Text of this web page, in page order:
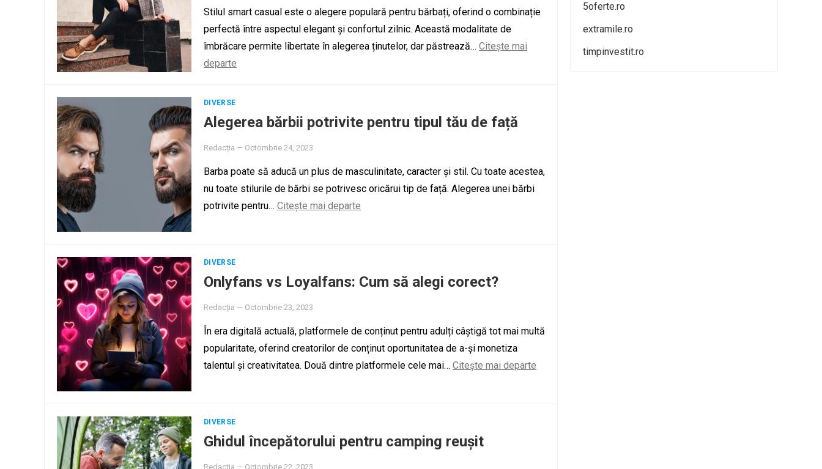
Stilul smart casual este o alegere populară pentru bărbați, oferind o combinație
perfectă între aspectul elegant și confortul zilnic. Această modalitate de
îmbrăcare permite libertate în alegerea ținutelor, dar păstrează… Citește mai
departe
DIVERSE
Alegerea bărbii potrivite pentru tipul tău de față
Redacția — Octombrie 24, 2023
Barba poate să aducă un plus de masculinitate, caracter și stil. Cu toate acestea,
nu toate stilurile de bărbi se potrivesc oricărui tip de față. Alegerea unei bărbi
potrivite pentru… Citește mai departe
DIVERSE
Onlyfans vs Loyalfans: Cum să alegi corect?
Redacția — Octombrie 23, 2023
În era digitală actuală, platformele de conținut pentru adulți câștigă tot mai multă
popularitate, oferind creatorilor de conținut oportunitatea de a-și monetiza
talentul și creativitatea. Două dintre platformele cele mai… Citește mai departe
DIVERSE
Ghidul începătorului pentru camping reușit
Redacția — Octombrie 22, 2023
5oferte.ro
extramile.ro
timpinvestit.ro